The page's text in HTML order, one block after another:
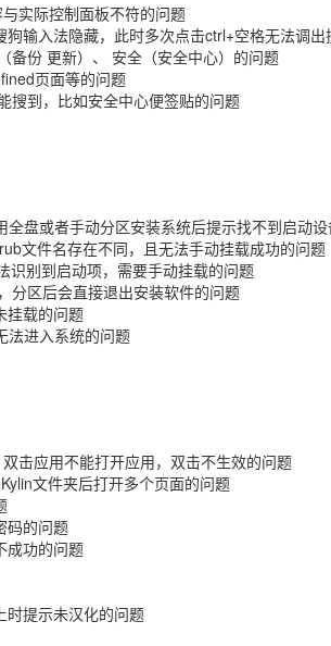
实际控制面板不符的问题
输入法隐藏，此时多次点击ctrl+空格无法调
备份 更新）、 安全（安全中心）的问题
页面等的问题
搜到，比如安全中心便签贴的问题
全盘或者手动分区安装系统后提示找不到启动
文件名存在不同，且无法手动挂载成功的问题
识别到启动项，需要手动挂载的问题
分区后会直接退出安装软件的问题
挂载的问题
法进入系统的问题
击应用不能打开应用，双击不生效的问题
文件夹后打开多个页面的问题
码的问题
成功的问题
时提示未汉化的问题